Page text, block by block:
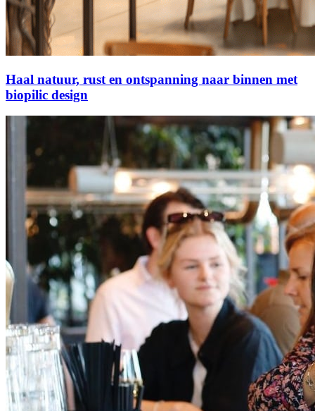
Haal natuur, rust en ontspanning naar binnen met
biopilic design